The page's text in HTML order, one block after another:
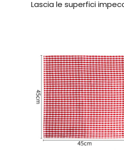
Lascia le superfici